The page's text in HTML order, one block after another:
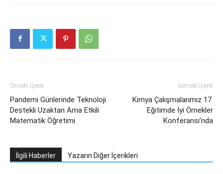
Önceki İçerik
Pandemi Günlerinde Teknoloji
Destekli Uzaktan Ama Etkili
Matematik Öğretimi
Sonraki İçerik
Kimya Çalışmalarımız 17.
Eğitimde İyi Örnekler
Konferansı’nda
İlgili Haberler Yazarın Diğer İçerikleri